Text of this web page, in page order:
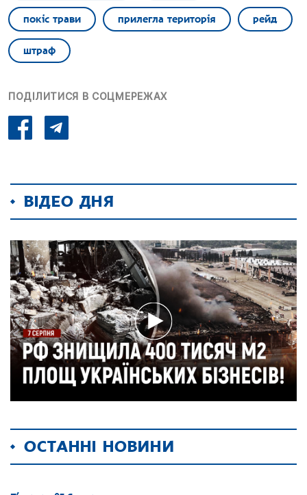
покіс трави прилегла територія рейд
штраф
ПОДІЛИТИСЯ В СОЦМЕРЕЖАХ
ВІДЕО ДНЯ
ОСТАННІ НОВИНИ